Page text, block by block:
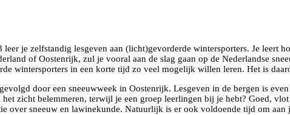
je zelfstandig lesgeven aan (licht)gevorderde wintersporters. Je leert
of Oostenrijk, zul je vooral aan de slag gaan op de Nederlandse
wintersporters in een korte tijd zo veel mogelijk willen leren. Het is
door een sneeuwweek in Oostenrijk. Lesgeven in de bergen is
zicht belemmeren, terwijl je een groep leerlingen bij je hebt? Goed,
over sneeuw en lawinekunde. Natuurlijk is er ook voldoende tijd om